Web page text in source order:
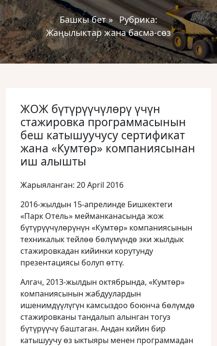
Башкы бет» Рубрика:
Жаңылыктар жана басма-сөз
ЖОЖ бүтүрүүчүлɵрү үчүн
стажировка программасынын
беш катышуучусу сертификат
жана «Кумтɵр» компаниясынан
иш алышты
Жарыяланган: 20 April 2016
2016-жылдын 15-апрелинде Бишкектеги
«Парк Отель» мейманканасында жож
бүтүрүүчүлɵрүнүн «Кумтɵр» компаниясынын
техникалык тейлɵɵ бɵлүмүндɵ эки жылдык
стажировкадан кийинки корутунду
презентациясы болуп ɵттү.
Алгач, 2013-жылдын октябрында, «Кумтɵр»
компаниясынын жабдуулардын
ишенимдүүлүгүн камсыздоо боюнча бɵлүмдɵ
стажировканы тандалып алынган тогуз
бүтүрүүчү баштаган. Андан кийин бир
катышуучу ɵз ыктыяры менен программадан